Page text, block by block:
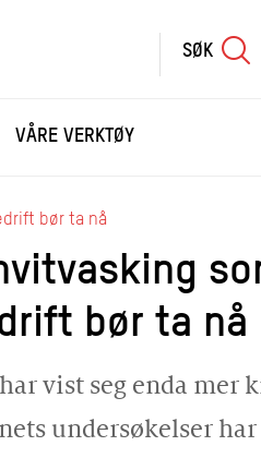
SØK
HANDLE FLERE KURS
VÅRE VERKTØY
bør ta nå
bør ta nå
vist seg enda mer
undersøkelser